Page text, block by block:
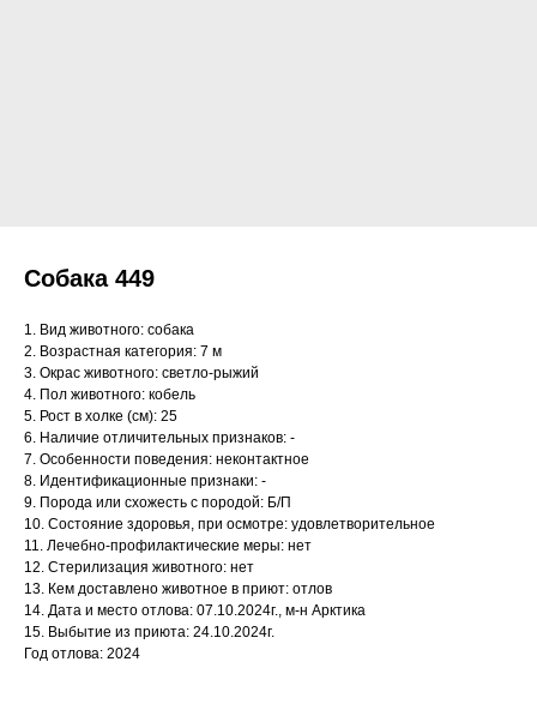
Собака 449
1. Вид животного: собака
2. Возрастная категория: 7 м
3. Окрас животного: светло-рыжий
4. Пол животного: кобель
5. Рост в холке (см): 25
6. Наличие отличительных признаков: -
7. Особенности поведения: неконтактное
8. Идентификационные признаки: -
9. Порода или схожесть с породой: Б/П
10. Состояние здоровья, при осмотре: удовлетворительное
11. Лечебно-профилактические меры: нет
12. Стерилизация животного: нет
13. Кем доставлено животное в приют: отлов
14. Дата и место отлова: 07.10.2024г., м-н Арктика
15. Выбытие из приюта: 24.10.2024г.
Год отлова: 2024